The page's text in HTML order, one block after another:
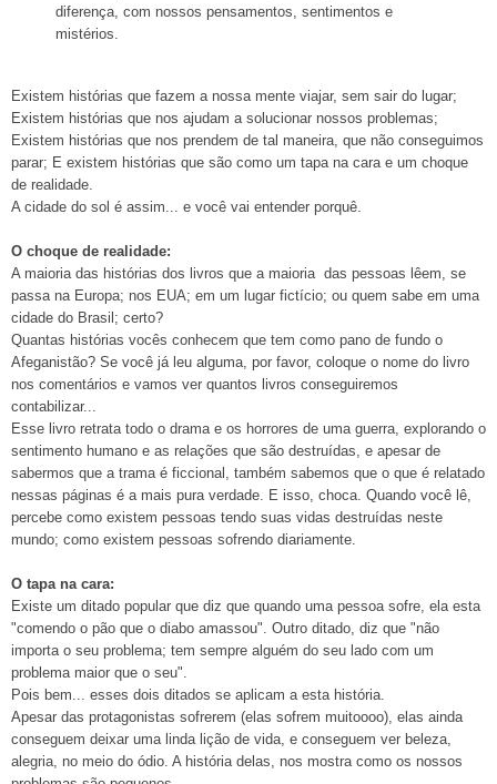
diferença, com nossos pensamentos, sentimentos e
mistérios.
Existem histórias que fazem a nossa mente viajar, sem sair do lugar;
Existem histórias que nos ajudam a solucionar nossos problemas;
Existem histórias que nos prendem de tal maneira, que não conseguimos
parar; E existem histórias que são como um tapa na cara e um choque
de realidade.
A cidade do sol é assim... e você vai entender porquê.
O choque de realidade:
A maioria das histórias dos livros que a maioria das pessoas lêem, se
passa na Europa; nos EUA; em um lugar fictício; ou quem sabe em uma
cidade do Brasil; certo?
Quantas histórias vocês conhecem que tem como pano de fundo o
Afeganistão? Se você já leu alguma, por favor, coloque o nome do livro
nos comentários e vamos ver quantos livros conseguiremos
contabilizar...
Esse livro retrata todo o drama e os horrores de uma guerra, explorando o
sentimento humano e as relações que são destruídas, e apesar de
sabermos que a trama é ficcional, também sabemos que o que é relatado
nessas páginas é a mais pura verdade. E isso, choca. Quando você lê,
percebe como existem pessoas tendo suas vidas destruídas neste
mundo; como existem pessoas sofrendo diariamente.
O tapa na cara:
Existe um ditado popular que diz que quando uma pessoa sofre, ela esta
"comendo o pão que o diabo amassou". Outro ditado, diz que "não
importa o seu problema; tem sempre alguém do seu lado com um
problema maior que o seu".
Pois bem... esses dois ditados se aplicam a esta história.
Apesar das protagonistas sofrerem (elas sofrem muitoooo), elas ainda
conseguem deixar uma linda lição de vida, e conseguem ver beleza,
alegria, no meio do ódio. A história delas, nos mostra como os nossos